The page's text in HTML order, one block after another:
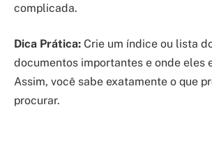
complicada.
Dica Prática: Crie um índice ou lista
documentos importantes e onde eles
Assim, você sabe exatamente o que
procurar.